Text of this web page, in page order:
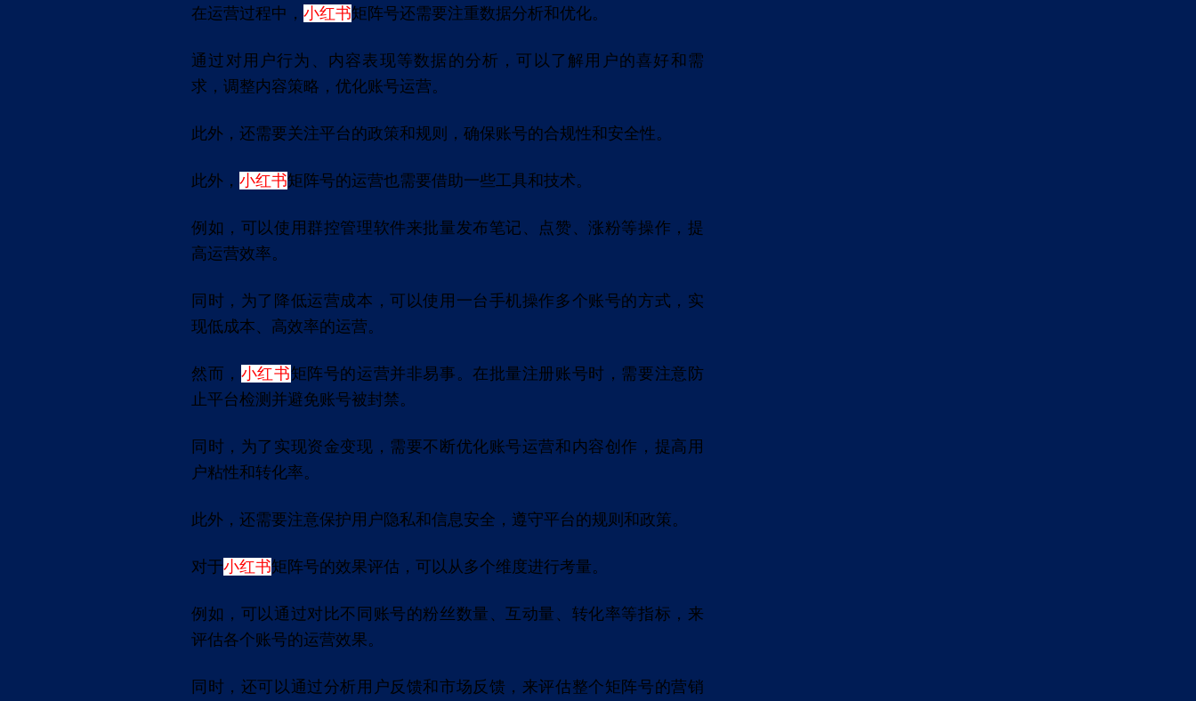
在运营过程中，小红书矩阵号还需要注重数据分析和优化。
通过对用户行为、内容表现等数据的分析，可以了解用户的喜好和需
求，调整内容策略，优化账号运营。
此外，还需要关注平台的政策和规则，确保账号的合规性和安全性。
此外，小红书矩阵号的运营也需要借助一些工具和技术。
例如，可以使用群控管理软件来批量发布笔记、点赞、涨粉等操作，提
高运营效率。
同时，为了降低运营成本，可以使用一台手机操作多个账号的方式，实
现低成本、高效率的运营。
然而， 小红书矩阵号的运营并非易事。在批量注册账号时，需要注意防
止平台检测并避免账号被封禁。
同时，为了实现资金变现，需要不断优化账号运营和内容创作，提高用
户粘性和转化率。
此外，还需要注意保护用户隐私和信息安全，遵守平台的规则和政策。
对于小红书矩阵号的效果评估，可以从多个维度进行考量。
例如，可以通过对比不同账号的粉丝数量、互动量、转化率等指标，来
评估各个账号的运营效果。
同时，还可以通过分析用户反馈和市场反馈，来评估整个矩阵号的营销